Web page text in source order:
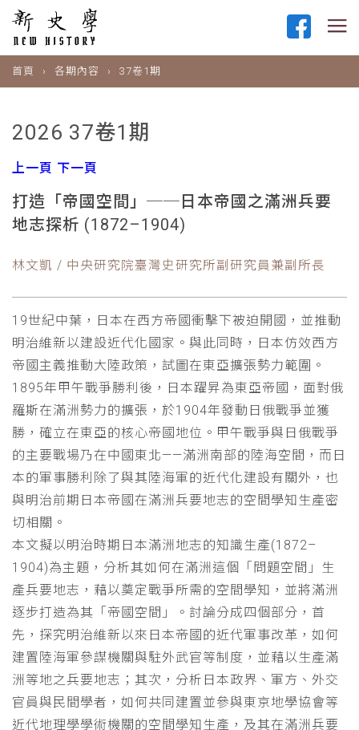
首頁 各期內容 37卷1期
2026 37卷1期
上一頁 下一頁
打造「帝國空間」──日本帝國之滿洲兵要
地志探析 (1872–1904)
林文凱 / 中央研究院臺灣史研究所副研究員兼副所長
19世紀中葉，日本在西方帝國衝擊下被迫開國，並推動
明治維新以建設近代化國家。與此同時，日本仿效西方
帝國主義推動大陸政策，試圖在東亞擴張勢力範圍。
1895年甲午戰爭勝利後，日本躍昇為東亞帝國，面對俄
羅斯在滿洲勢力的擴張，於1904年發動日俄戰爭並獲
勝，確立在東亞的核心帝國地位。甲午戰爭與日俄戰爭
的主要戰場乃在中國東北——滿洲南部的陸海空間，而日
本的軍事勝利除了與其陸海軍的近代化建設有關外，也
與明治前期日本帝國在滿洲兵要地志的空間學知生產密
切相關。
本文擬以明治時期日本滿洲地志的知識生產(1872–
1904)為主題，分析其如何在滿洲這個「問題空間」生
產兵要地志，藉以奠定戰爭所需的空間學知，並將滿洲
逐步打造為其「帝國空間」。討論分成四個部分，首
先，探究明治維新以來日本帝國的近代軍事改革，如何
建置陸海軍參謀機關與駐外武官等制度，並藉以生產滿
洲等地之兵要地志；其次，分析日本政界、軍方、外交
官員與民間學者，如何共同建置並參與東京地學協會等
近代地理學學術機關的空間學知生產，及其在滿洲兵要